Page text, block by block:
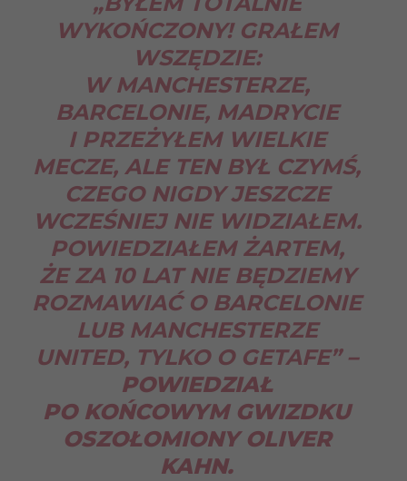
WYKOŃCZONY! GRAŁEM
WSZĘDZIE:
W MANCHESTERZE,
BARCELONIE, MADRYCIE
I PRZEŻYŁEM WIELKIE
MECZE, ALE TEN BYŁ CZYMŚ,
CZEGO NIGDY JESZCZE
WCZEŚNIEJ NIE WIDZIAŁEM.
POWIEDZIAŁEM ŻARTEM,
ŻE ZA 10 LAT NIE BĘDZIEMY
ROZMAWIAĆ O BARCELONIE
LUB MANCHESTERZE
UNITED, TYLKO O GETAFE”–
POWIEDZIAŁ
PO KOŃCOWYM GWIZDKU
OSZOŁOMIONY OLIVER
KAHN.